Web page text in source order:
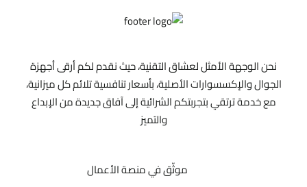
نحن الوجهة الأمثل لعشاق التقنية، حيث نقدم لكم أرقى أجهزة
الجوال والإكسسوارات الأصلية، بأسعار تنافسية تلائم كل ميزانية،
مع خدمة ترتقي بتجربتكم الشرائية إلى آفاق جديدة من الإبداع
والتميز
موثّق في منصة الأعمال